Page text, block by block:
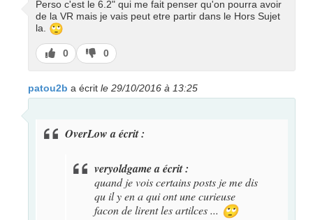
Perso c'est le 6.2" qui me fait penser qu'on pourra avoir
de la VR mais je vais peut etre partir dans le Hors Sujet
la. 🙄
J’aime
0
J’aime
pas
0
patou2b a écrit le 29/10/2016 à 13:25
OverLow a écrit :
veryoldgame a écrit :
quand je vois certains posts je me dis
qu il y en a qui ont une curieuse
facon de lirent les artilces ... 🙄